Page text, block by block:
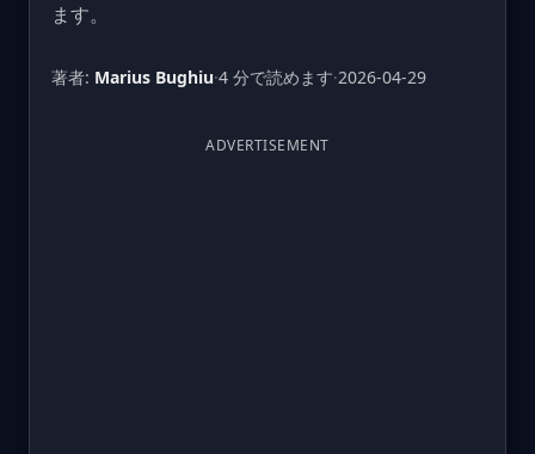
ます。
著者: Marius Bughiu·4 分で読めます·2026-04-29
ADVERTISEMENT